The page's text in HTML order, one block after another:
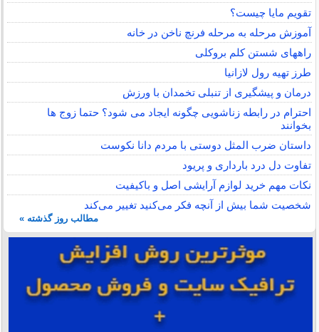
تقویم مایا چیست؟
آموزش مرحله به مرحله فرنچ ناخن در خانه
راههای شستن کلم بروکلی
طرز تهیه رول لازانیا
درمان و پیشگیری از تنبلی تخمدان با ورزش
احترام در رابطه زناشویی چگونه ایجاد می شود؟ حتما زوج ها
بخوانند
داستان ضرب المثل دوستی با مردم دانا نكوست
تفاوت دل درد بارداری و پریود
نکات مهم خرید لوازم آرایشی اصل و باکیفیت
شخصیت شما بیش از آنچه فکر می‌کنید تغییر می‌کند
مطالب روز گذشته »